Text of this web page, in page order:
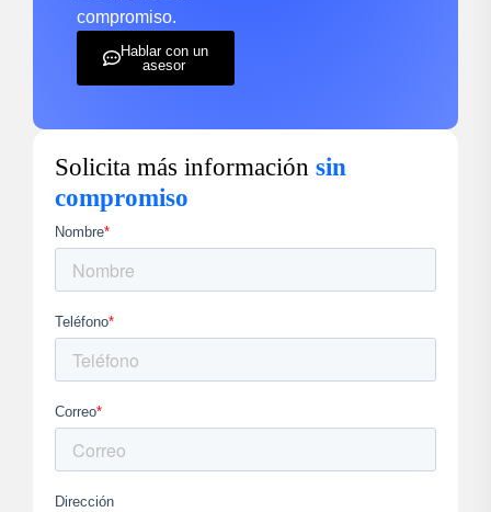
compromiso.
Hablar con un
asesor
Solicita más información sin
compromiso